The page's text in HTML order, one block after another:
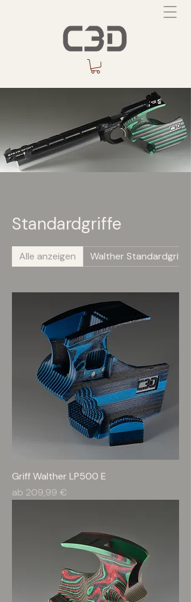
Standardgriffe
Alle anzeigen Walther Standardgriffe
Griff Walther LP500 E
ab 209,99 €
Sale-Preis